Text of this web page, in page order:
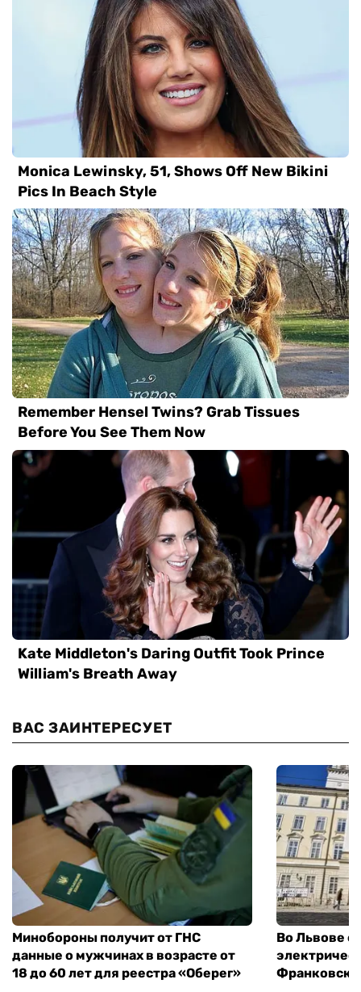
ВАС ЗАИНТЕРЕСУЕТ
Минобороны получит от ГНС
данные о мужчинах в возрасте от
18 до 60 лет для реестра «Оберег»
Во Львове